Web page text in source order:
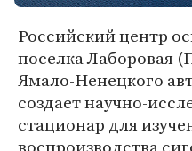
Российский центр
поселка Лаборовая
Ямало-Ненецкого
создает научно-
стационар для